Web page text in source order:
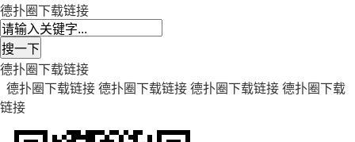
德扑圈下载链接
德扑圈下载链接
德扑圈下载链接 德扑圈下载链接 德扑圈下载链接 德扑圈下载
链接